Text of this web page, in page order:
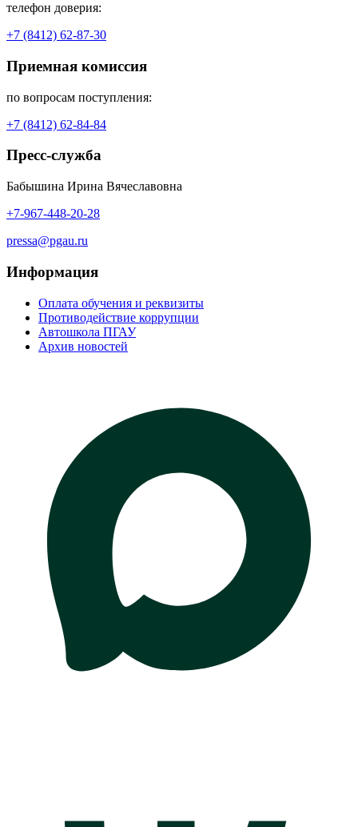
телефон доверия:
+7 (8412) 62-87-30
Приемная комиссия
по вопросам поступления:
+7 (8412) 62-84-84
Пресс-служба
Бабышина Ирина Вячеславовна
+7-967-448-20-28
pressa@pgau.ru
Информация
Оплата обучения и реквизиты
Противодействие коррупции
Автошкола ПГАУ
Архив новостей